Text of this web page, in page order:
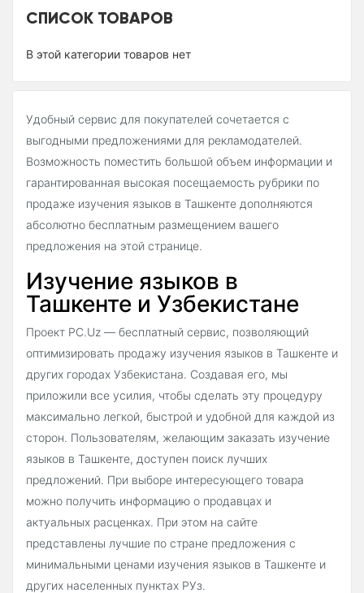
СПИСОК ТОВАРОВ
В этой категории товаров нет
Удобный сервис для покупателей сочетается с
выгодными предложениями для рекламодателей.
Возможность поместить большой объем информации и
гарантированная высокая посещаемость рубрики по
продаже изучения языков в Ташкенте дополняются
абсолютно бесплатным размещением вашего
предложения на этой странице.
Изучение языков в
Ташкенте и Узбекистане
Проект PC.Uz — бесплатный сервис, позволяющий
оптимизировать продажу изучения языков в Ташкенте и
других городах Узбекистана. Создавая его, мы
приложили все усилия, чтобы сделать эту процедуру
максимально легкой, быстрой и удобной для каждой из
сторон. Пользователям, желающим заказать изучение
языков в Ташкенте, доступен поиск лучших
предложений. При выборе интересующего товара
можно получить информацию о продавцах и
актуальных расценках. При этом на сайте
представлены лучшие по стране предложения с
минимальными ценами изучения языков в Ташкенте и
других населенных пунктах РУз.